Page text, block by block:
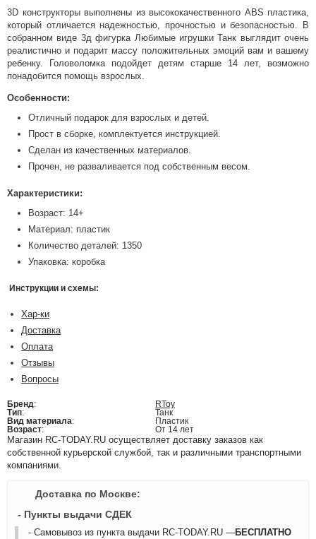
3D конструкторы выполнены из высококачественного ABS пластика,
который отличается надежностью, прочностью и безопасностью. В
собранном виде 3д фигурка Любимые игрушки Танк выглядит очень
реалистично и подарит массу положительных эмоций вам и вашему
ребенку. Головоломка подойдет детям старше 14 лет, возможно
понадобится помощь взрослых.
Особенности:
Отличный подарок для взрослых и детей.
Прост в сборке, комплектуется инструкцией.
Сделан из качественных материалов.
Прочен, не разваливается под собственным весом.
Характеристики:
Возраст: 14+
Материал: пластик
Количество деталей: 1350
Упаковка: коробка
Инструкции и схемы:
Хар-ки
Доставка
Оплата
Отзывы
Вопросы
Бренд:
RToy
Тип:
Танк
Вид материала:
Пластик
Возраст: От 14 лет
Магазин RC-TODAY.RU осуществляет доставку заказов как
собственной курьерской службой, так и различными транспортными
компаниями.
Доставка по Москве:
- Пункты выдачи СДЕК
- Самовывоз из пункта выдачи RC-TODAY.RU —БЕСПЛАТНО